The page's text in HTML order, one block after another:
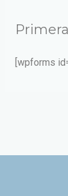
[wpforms